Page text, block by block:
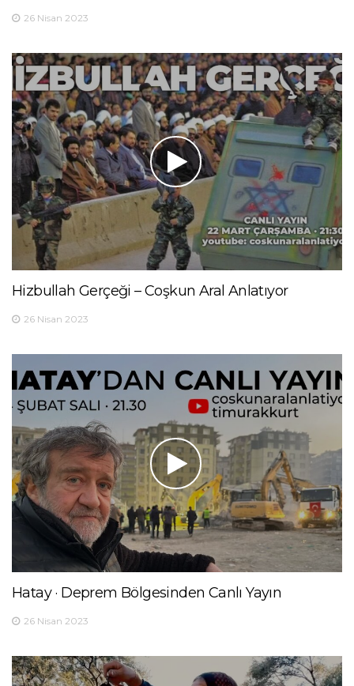
26 Nisan 2023
Hizbullah Gerçeği – Coşkun Aral Anlatıyor
26 Nisan 2023
Hatay · Deprem Bölgesinden Canlı Yayın
26 Nisan 2023